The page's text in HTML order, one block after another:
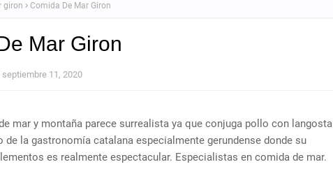
giron Comida De Mar Giron
Mar Giron
septiembre 11, 2020
mar y montaña parece surrealista ya que conjuga pollo con langosta
de la gastronomía catalana especialmente gerundense donde su
es realmente espectacular. Especialistas en comida de mar.